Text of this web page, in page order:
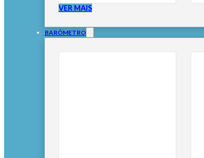
VER MAIS
BARÓMETRO